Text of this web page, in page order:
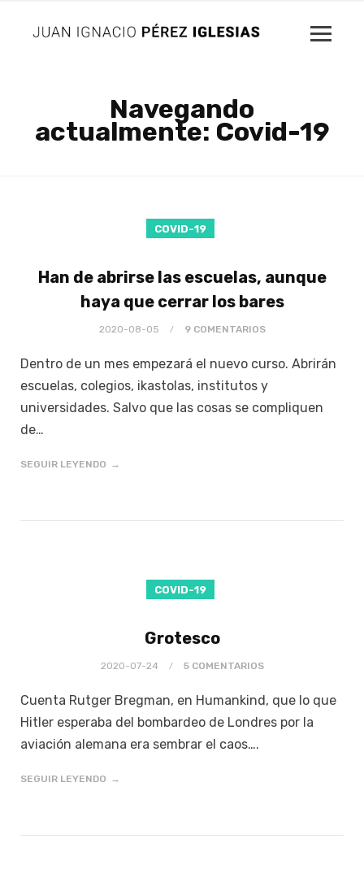
Navegando
actualmente: Covid-19
COVID-19
Han de abrirse las escuelas, aunque
haya que cerrar los bares
2020-08-05 9 COMENTARIOS
Dentro de un mes empezará el nuevo curso. Abrirán
escuelas, colegios, ikastolas, institutos y
universidades. Salvo que las cosas se compliquen
de…
SEGUIR LEYENDO
COVID-19
Grotesco
2020-07-24 5 COMENTARIOS
Cuenta Rutger Bregman, en Humankind, que lo que
Hitler esperaba del bombardeo de Londres por la
aviación alemana era sembrar el caos….
SEGUIR LEYENDO